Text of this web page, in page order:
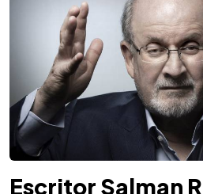
Escritor Salman